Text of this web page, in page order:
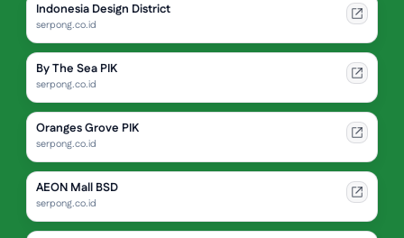
Indonesia Design District
serpong.co.id
By The Sea PIK
serpong.co.id
Oranges Grove PIK
serpong.co.id
AEON Mall BSD
serpong.co.id